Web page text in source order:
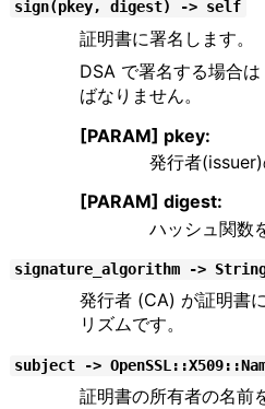
sign(pkey, digest) -> self
証明書に署名します。
DSA で署名する場合
ばなりません。
[PARAM] pkey:
発行者
[PARAM] digest:
ハッシュ関数
signature_algorithm ->
発行者 (CA) が証明書
リズムです。
subject ->
証明書の所有者の名前